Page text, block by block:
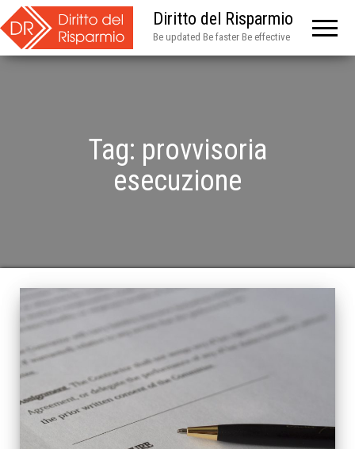
Diritto del Risparmio
Be updated Be faster Be effective
Tag: provvisoria
esecuzione